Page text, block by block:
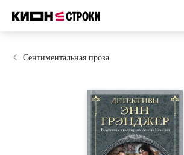
Сентиментальная проза